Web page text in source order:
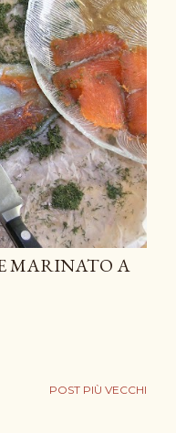
MARINATO A
POST PIÙ VECCHI